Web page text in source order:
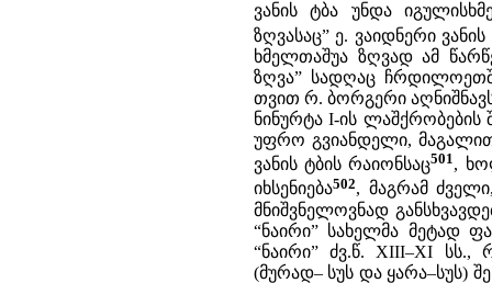
ვანის ტბა უნდა
ზღვასაც” ე. ვაიდნერი
ხმელთაშუა ზღვად ამ
ზღვა” სადღაც
თვით რ. ბორგერი
ნინურტა I-ის ლაშქრობების
უფრო გვიანდელი,
ვანის ტბის რაიონსაც501 ,
იხსენიება502, მაგრამ
მნიშვნელოვნად
“ნაირი” სახელმა მეტად
“ნაირი” ძვ.წ. XIII–XI
(მურად– სუს და ყარა–სუს)